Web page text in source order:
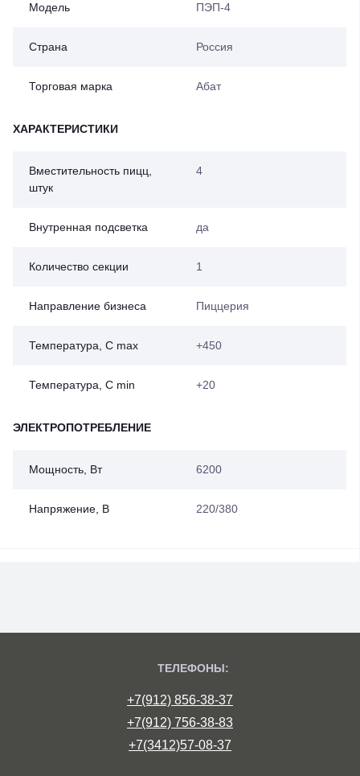
Модель ПЭП-4
Страна Россия
Торговая марка Абат
ХАРАКТЕРИСТИКИ
Вместительность пицц,
штук
4
Внутренная подсветка да
Количество секции 1
Направление бизнеса Пиццерия
Температура, С max +450
Температура, С min +20
ЭЛЕКТРОПОТРЕБЛЕНИЕ
Мощность, Вт 6200
Напряжение, В 220/380
ТЕЛЕФОНЫ:
+7(912) 856-38-37
+7(912) 756-38-83
+7(3412)57-08-37